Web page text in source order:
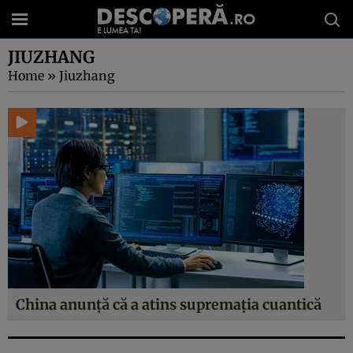
JIUZHANG
Home » Jiuzhang
China anunță că a atins supremația cuantică